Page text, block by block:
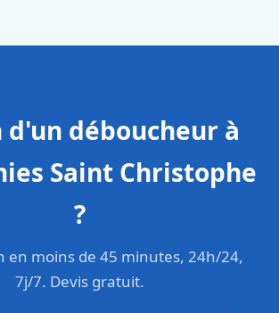
d'un déboucheur à
Saint Christophe
?
moins de 45 minutes, 24h/24,
7j/7. Devis gratuit.